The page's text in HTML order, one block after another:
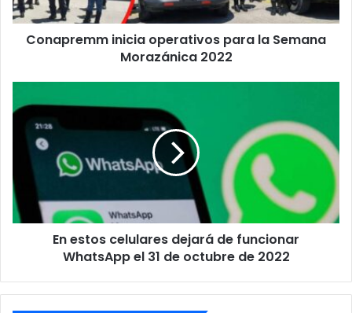
CIDH Conadeh
2022
Conapremm inicia operativos para la Semana
Morazánica 2022
estos
celulares
dejará
funcionar
WhatsApp
el
31
En estos celulares dejará de funcionar
WhatsApp el 31 de octubre de 2022